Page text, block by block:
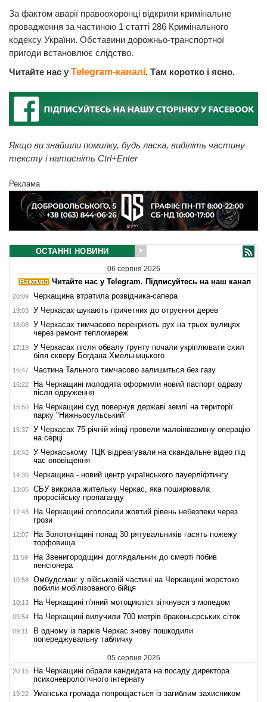
За фактом аварії правоохоронці відкрили кримінальне
провадження за частиною 1 статті 286 Кримінального
кодексу України. Обставини дорожньо-транспортної
пригоди встановлює слідство.
Читайте нас у Telegram-каналі. Там коротко і ясно.
Якщо ви знайшли помилку, будь ласка, виділіть частину
тексту і натисніть Ctrl+Enter
Реклама
ОСТАННІ НОВИНИ
06 серпня 2026
Читайте нас у Telegram. Підписуйтесь на наш канал
20:09 Черкащина втратила розвідника-сапера
19:03 У Черкасах шукають причетних до отруєння дерев
18:08
У Черкасах тимчасово перекриють рух на трьох вулицях
через ремонт тепломереж
17:19
У Черкасах після обвалу ґрунту почали укріплювати схил
біля скверу Богдана Хмельницького
16:47 Частина Тального тимчасово залишиться без газу
16:22
На Черкащині молодята оформили новий паспорт одразу
після одруження
15:50
На Черкащині суд повернув державі землі на території
парку "Нижньосульський"
15:37
У Черкасах 75-річній жінці провели малоінвазивну операцію
на серці
14:42
У Черкаському ТЦК відреагували на скандальне відео під
час оповіщення
14:30 Черкащина - новий центр українського пауерліфтингу
13:06
СБУ викрила жительку Черкас, яка поширювала
проросійську пропаганду
12:43
На Черкащині оголосили жовтий рівень небезпеки через
грози
12:07
На Золотоніщині понад 30 рятувальників гасять пожежу
торфовища
11:59
На Звенигородщині доглядальник до смерті побив
пенсіонера
10:58
Омбудсман: у військовій частині на Черкащині жорстоко
побили мобілізованого бійця
10:13 На Черкащині п'яний мотоцикліст зіткнувся з мопедом
09:54 На Черкащині вилучили 700 метрів браконьєрських сіток
09:11
В одному із парків Черкас знову пошкодили
попереджувальну табличку
05 серпня 2026
20:15
На Черкащині обрали кандидата на посаду директора
психоневрологічного інтернату
19:22 Уманська громада попрощається із загиблим захисником